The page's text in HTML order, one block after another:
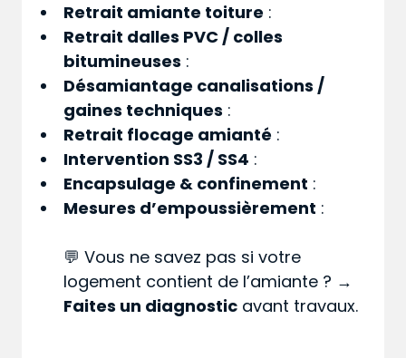
Retrait amiante toiture :
Retrait dalles PVC / colles
bitumineuses :
Désamiantage canalisations /
gaines techniques :
Retrait flocage amianté :
Intervention SS3 / SS4 :
Encapsulage & confinement :
Mesures d’empoussièrement :
💬 Vous ne savez pas si votre
logement contient de l’amiante ? →
Faites un diagnostic avant travaux.